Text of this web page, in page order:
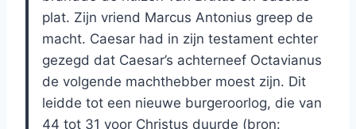
plat. Zijn vriend Marcus Antonius greep de
macht. Caesar had in zijn testament echter
gezegd dat Caesar’s achterneef Octavianus
de volgende machthebber moest zijn. Dit
leidde tot een nieuwe burgeroorlog, die van
44 tot 31 voor Christus duurde (bron: